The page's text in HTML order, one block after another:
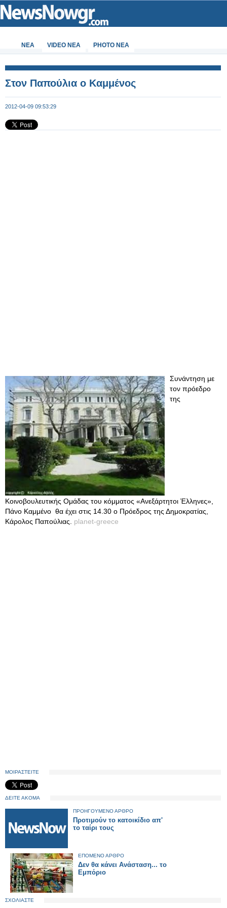
ΝΕΑ VIDEO NEA PHOTO NEA
Στον Παπούλια ο Καμμένος
2012-04-09 09:53:29
Συνάντηση με
τον πρόεδρο
της
Κοινοβουλευτικής Ομάδας του κόμματος «Ανεξάρτητοι Έλληνες»,
Πάνο Καμμένο θα έχει στις 14.30 ο Πρόεδρος της Δημοκρατίας,
Κάρολος Παπούλιας. planet-greece
ΜΟΙΡΑΣΤΕΙΤΕ
ΔΕΙΤΕ ΑΚΟΜΑ
ΠΡΟΗΓΟΥΜΕΝΟ ΑΡΘΡΟ
Προτιμούν το κατοικίδιο απ'
το ταίρι τους
ΕΠΟΜΕΝΟ ΑΡΘΡΟ
Δεν θα κάνει Ανάσταση... το
Εμπόριο
ΣΧΟΛΙΑΣΤΕ